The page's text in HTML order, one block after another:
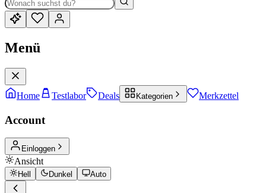
Menü
Home Testlabor Deals Kategorien Merkzettel
Account
Einloggen
Ansicht
Hell Dunkel Auto